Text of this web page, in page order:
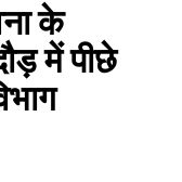
के
में पीछे